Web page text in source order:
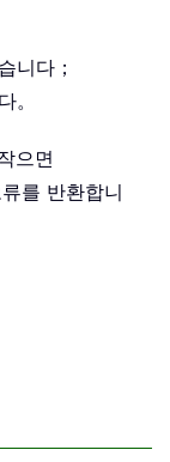
니다；
。
으면
를 반환합니